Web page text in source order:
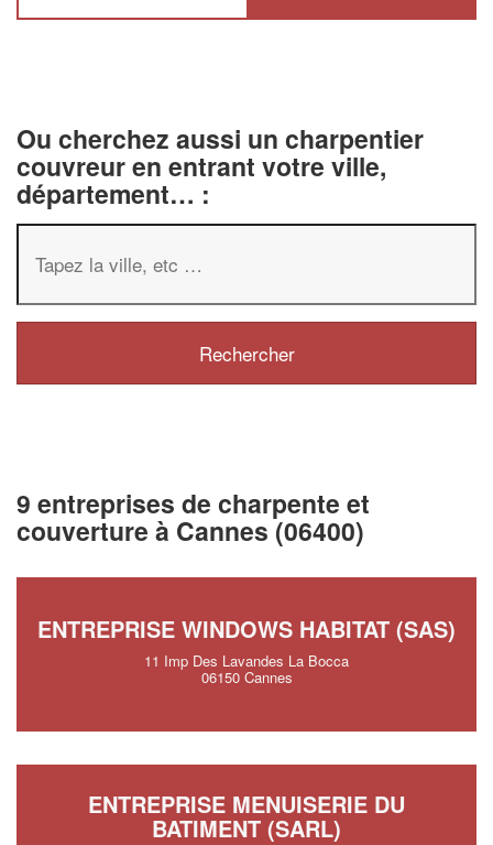
Ou cherchez aussi un charpentier
couvreur en entrant votre ville,
département… :
9 entreprises de charpente et
couverture à Cannes (06400)
ENTREPRISE WINDOWS HABITAT (SAS)
11 Imp Des Lavandes La Bocca
06150 Cannes
ENTREPRISE MENUISERIE DU
BATIMENT (SARL)